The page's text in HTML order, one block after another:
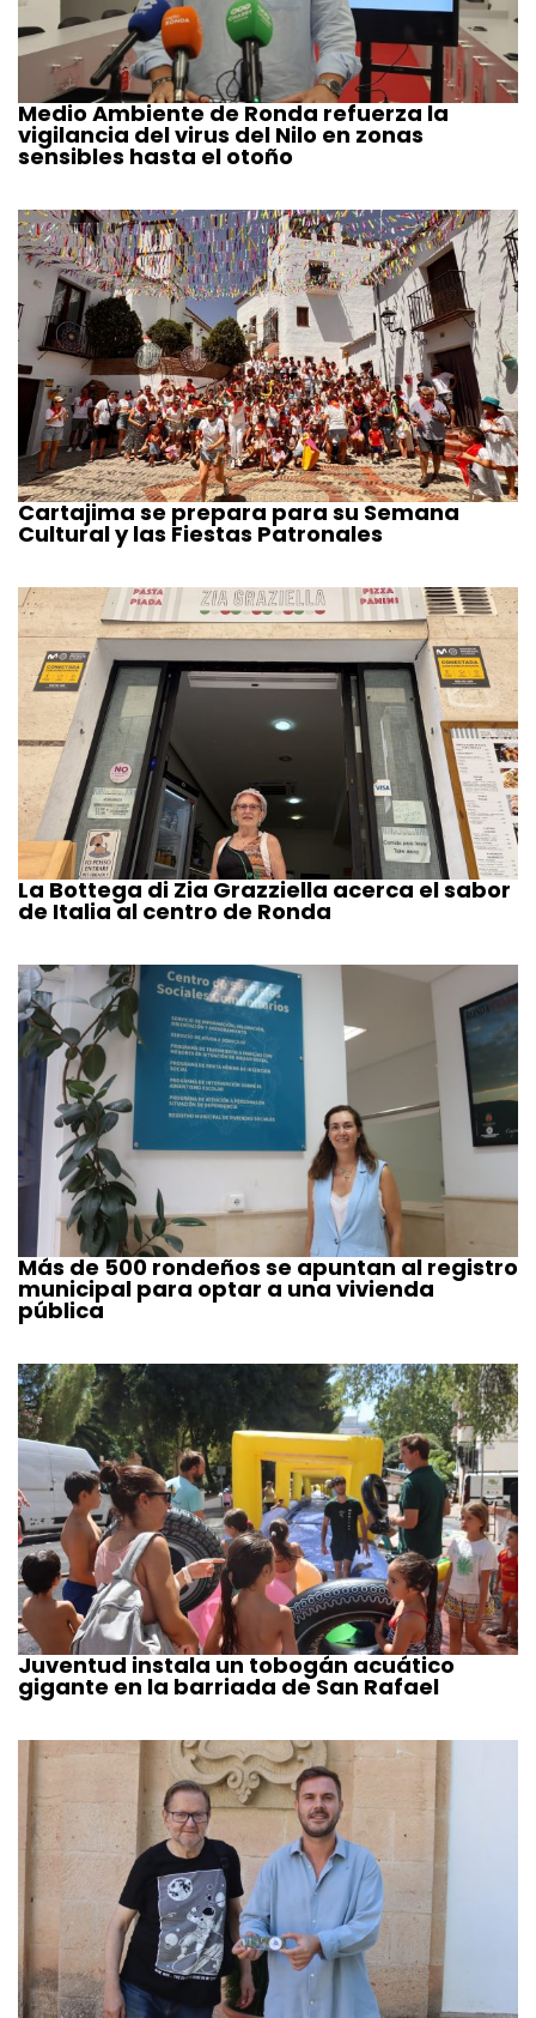
Medio Ambiente de Ronda refuerza la
vigilancia del virus del Nilo en zonas
sensibles hasta el otoño
Cartajima se prepara para su Semana
Cultural y las Fiestas Patronales
La Bottega di Zia Grazziella acerca el sabor
de Italia al centro de Ronda
Más de 500 rondeños se apuntan al registro
municipal para optar a una vivienda
pública
Juventud instala un tobogán acuático
gigante en la barriada de San Rafael